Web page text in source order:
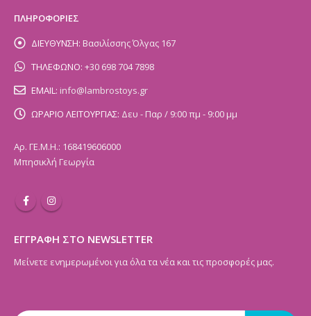
ΠΛΗΡΟΦΟΡΙΕΣ
ΔΙΕΥΘΥΝΣΗ: Βασιλίσσης Όλγας 167
ΤΗΛΕΦΩΝΟ: +30 698 704 7898
EMAIL: info@lambrostoys.gr
ΩΡΑΡΙΟ ΛΕΙΤΟΥΡΓΙΑΣ: Δευ - Παρ / 9:00 πμ - 9:00 μμ
Αρ. ΓΕ.Μ.Η.: 168419606000
Μπησικλή Γεωργία
ΕΓΓΡΑΦΗ ΣΤΟ NEWSLETTER
Μείνετε ενημερωμένοι για όλα τα νέα και τις προσφορές μας.